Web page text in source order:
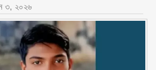
৩, ২০২৬